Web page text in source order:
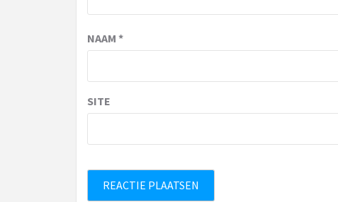
NAAM *
SITE